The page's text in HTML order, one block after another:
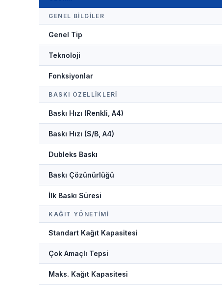
GENEL BILGILER
Genel Tip
Teknoloji
Fonksiyonlar
BASKI ÖZELLIKLERI
Baskı Hızı (Renkli, A4)
Baskı Hızı (S/B, A4)
Dubleks Baskı
Baskı Çözünürlüğü
İlk Baskı Süresi
KAĞIT YÖNETIMI
Standart Kağıt Kapasitesi
Çok Amaçlı Tepsi
Maks. Kağıt Kapasitesi